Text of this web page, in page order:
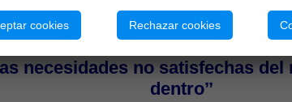
bien con nosotros
necesidades no satisfechas
dentro’’
cookies Rechazar cookies